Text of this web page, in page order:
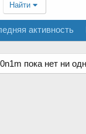
Найти
активность
пока нет ни